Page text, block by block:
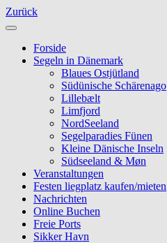
Direkt
zum
Zurück
Forside
Segeln in Dänemark
Blaues Ostjütland
Südünische Schärenago
Lillebælt
Limfjord
NordSeeland
Segelparadies Fünen
Kleine Dänische Inseln
Südseeland & Møn
Veranstaltungen
Festen liegplatz kaufen/mieten
Nachrichten
Online Buchen
Freie Ports
Sikker Havn